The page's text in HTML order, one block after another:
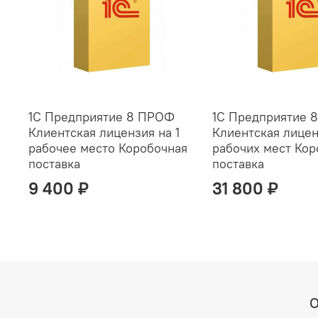
1С Предприятие 8 ПРОФ
Клиентская лицензия на 1
рабочее место Коробочная
поставка
9 400 ₽
1С Предприятие
Клиентская
рабочих мест
поставка
31 800 ₽